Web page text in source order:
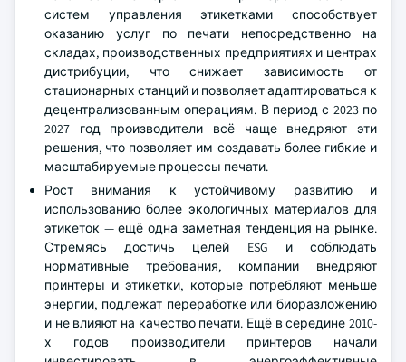
систем управления этикетками способствует
оказанию услуг по печати непосредственно на
складах, производственных предприятиях и центрах
дистрибуции, что снижает зависимость от
стационарных станций и позволяет адаптироваться к
децентрализованным операциям. В период с 2023 по
2027 год производители всё чаще внедряют эти
решения, что позволяет им создавать более гибкие и
масштабируемые процессы печати.
Рост внимания к устойчивому развитию и
использованию более экологичных материалов для
этикеток — ещё одна заметная тенденция на рынке.
Стремясь достичь целей ESG и соблюдать
нормативные требования, компании внедряют
принтеры и этикетки, которые потребляют меньше
энергии, подлежат переработке или биоразложению
и не влияют на качество печати. Ещё в середине 2010-
х годов производители принтеров начали